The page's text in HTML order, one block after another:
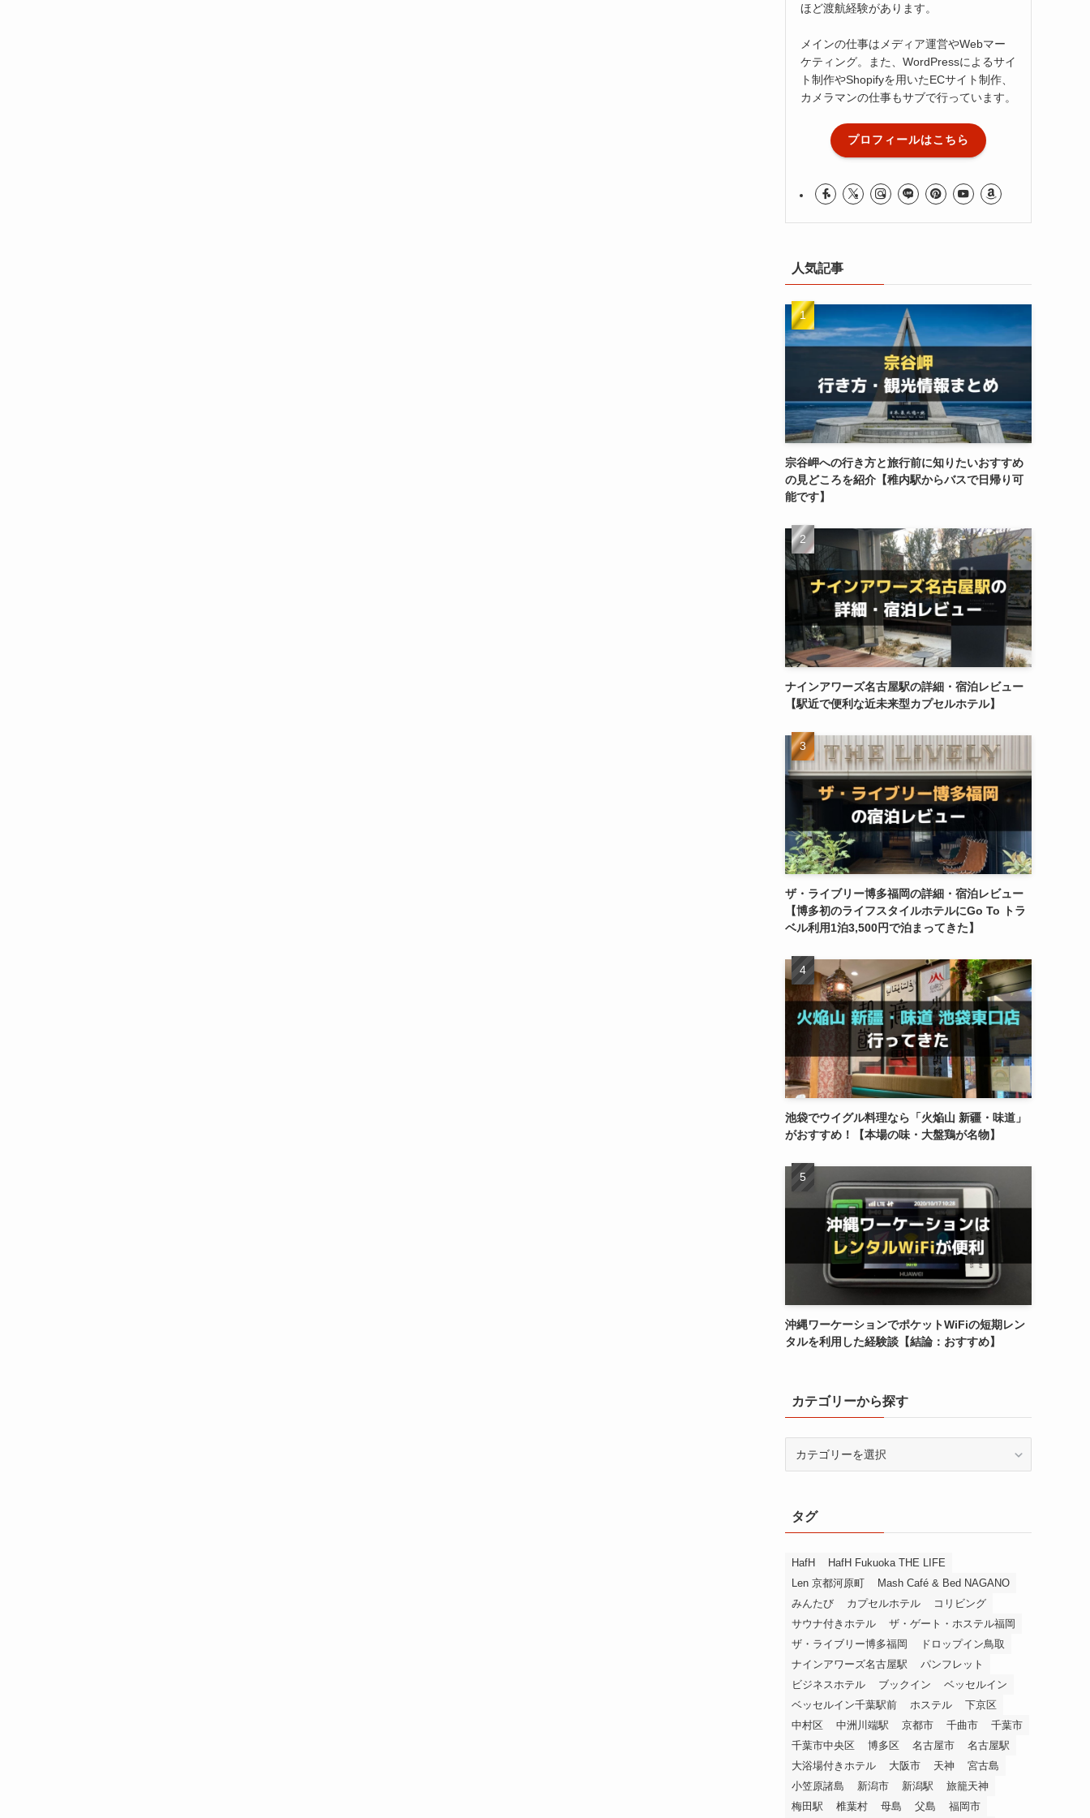
ほど渡航経験があります。
メインの仕事はメディア運営やWebマー
ケティング。また、WordPressによるサイ
ト制作やShopifyを用いたECサイト制作、
カメラマンの仕事もサブで行っています。
プロフィールはこちら
人気記事
宗谷岬への行き方と旅行前に知りたいおすすめ
の見どころを紹介【稚内駅からバスで日帰り可
能です】
ナインアワーズ名古屋駅の詳細・宿泊レビュー
【駅近で便利な近未来型カプセルホテル】
ザ・ライブリー博多福岡の詳細・宿泊レビュー
【博多初のライフスタイルホテルにGo To トラ
ベル利用1泊3,500円で泊まってきた】
池袋でウイグル料理なら「火焔山 新疆・味道」
がおすすめ！【本場の味・大盤鶏が名物】
沖縄ワーケーションでポケットWiFiの短期レン
タルを利用した経験談【結論：おすすめ】
カテゴリーから探す
ー
か
探
す
タグ
HafH
HafH Fukuoka THE LIFE
Len 京都河原町
Mash Café & Bed NAGANO
みんたび
カプセルホテル
コリビング
サウナ付きホテル
ザ・ゲート・ホステル福岡
ザ・ライブリー博多福岡
ドロップイン鳥取
ナインアワーズ名古屋駅
パンフレット
ビジネスホテル
ブックイン
ベッセルイン
ベッセルイン千葉駅前
ホステル
下京区
中村区
中洲川端駅 京都市 千曲市
千葉市
千葉市中央区
博多区 名古屋市
名古屋駅
大浴場付きホテル
大阪市 天神
宮古島
小笠原諸島
新潟市 新潟駅
旅籠天神
梅田駅
椎葉村 母島 父島 福岡市